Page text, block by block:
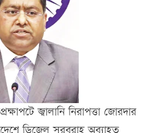
জ্বালানি নিরাপত্তা জোরদার